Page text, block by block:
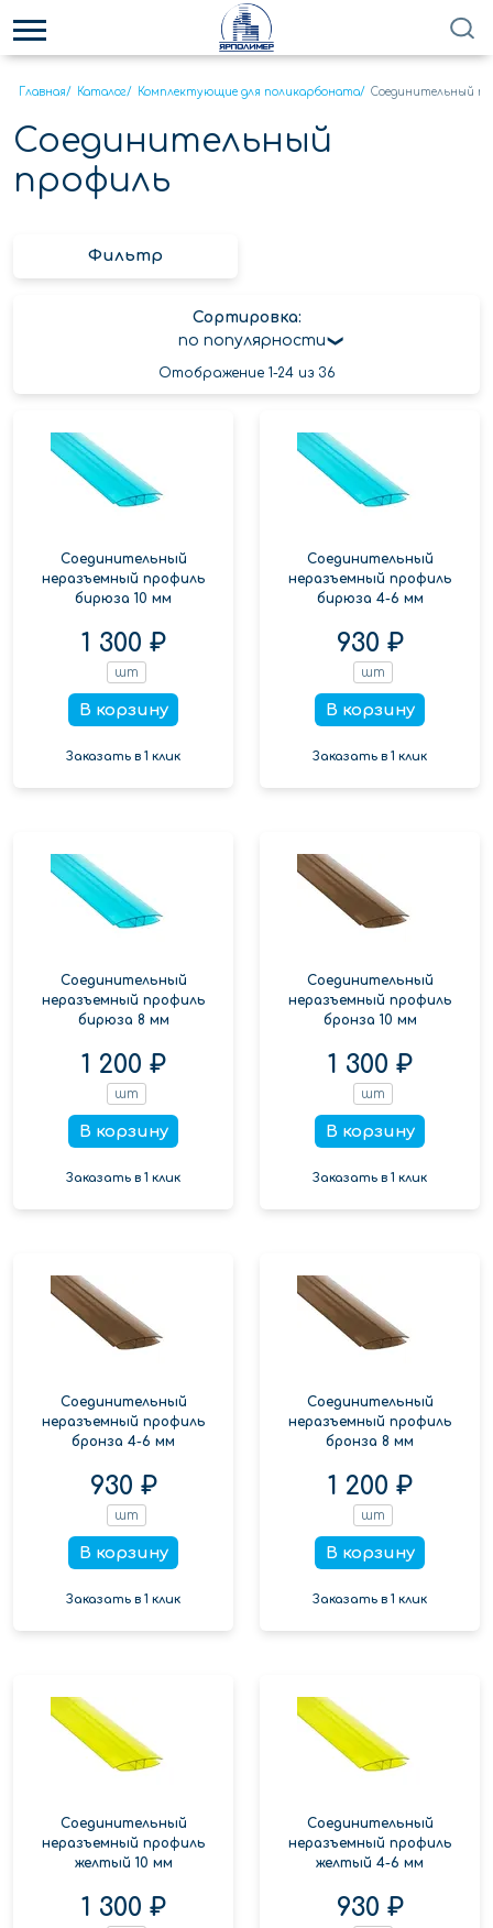
Главная/ Каталог/ Комплектующие для поликарбоната/ Соединительный
Соединительный
профиль
Фильтр
Сортировка:
по популярности
Отображение 1-24 из 36
Соединительный
неразъемный профиль
бирюза 10 мм
1 300 ₽
шт
В корзину
Заказать в 1 клик
Соединительный
неразъемный профиль
бирюза 4-6 мм
930 ₽
шт
В корзину
Заказать в 1 клик
Соединительный
неразъемный профиль
бирюза 8 мм
1 200 ₽
шт
В корзину
Заказать в 1 клик
Соединительный
неразъемный профиль
бронза 10 мм
1 300 ₽
шт
В корзину
Заказать в 1 клик
Соединительный
неразъемный профиль
бронза 4-6 мм
930 ₽
шт
В корзину
Заказать в 1 клик
Соединительный
неразъемный профиль
бронза 8 мм
1 200 ₽
шт
В корзину
Заказать в 1 клик
Соединительный
неразъемный профиль
желтый 10 мм
1 300 ₽
Соединительный
неразъемный профиль
желтый 4-6 мм
930 ₽